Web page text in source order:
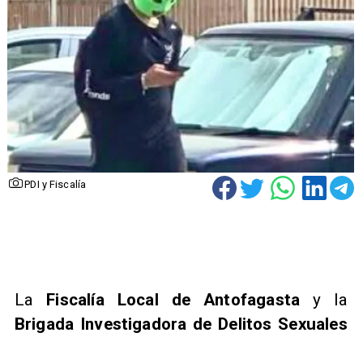
PDI y Fiscalía
La Fiscalía Local de Antofagasta y la
Brigada Investigadora de Delitos Sexuales